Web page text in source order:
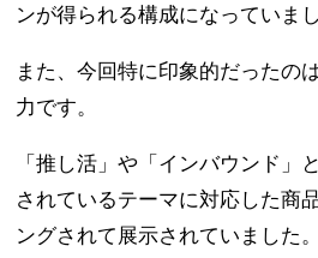
ンが得られる構成になっていまし
また、今回特に印象的だったの
力です。
「推し活」や「インバウンド」
されているテーマに対応した商
ングされて展示されていました。